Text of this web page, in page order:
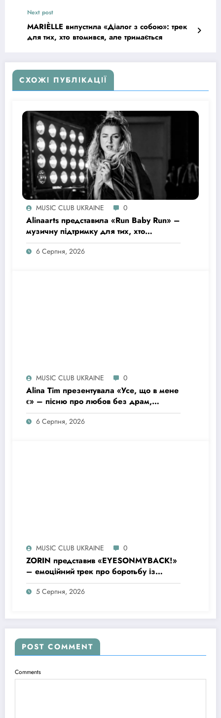
Next post
MARIÈLLE випустила «Діалог з собою»: трек
для тих, хто втомився, але тримається
СХОЖІ ПУБЛІКАЦІЇ
MUSIC CLUB UKRAINE 0
Alinaarts представила «Run Baby Run» –
музичну підтримку для тих, хто
продовжує жити попри війну
6 Серпня, 2026
MUSIC CLUB UKRAINE 0
Alina Tim презентувала «Усе, що в мене
є» – пісню про любов без драм,
маніпуляцій і зайвих ігор
6 Серпня, 2026
MUSIC CLUB UKRAINE 0
ZORIN представив «EYESONMYBACK!»
– емоційний трек про боротьбу із
власними думками
5 Серпня, 2026
POST COMMENT
Comments